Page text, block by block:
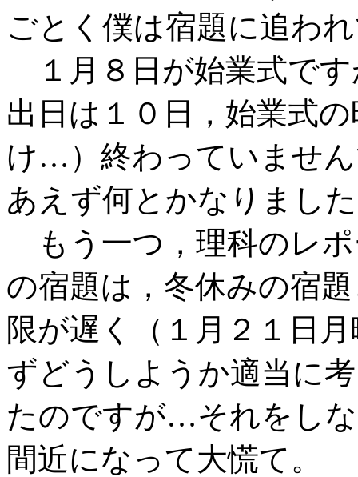
ごとく僕は宿題に追わ
１月８日が始業式です
出日は１０日，始業式
け…）終わっていませ
あえず何とかなりまし
もう一つ，理科のレ
の宿題は，冬休みの宿
限が遅く（１月２１日
ずどうしようか適当に
たのですが…それをし
間近になって大慌て。